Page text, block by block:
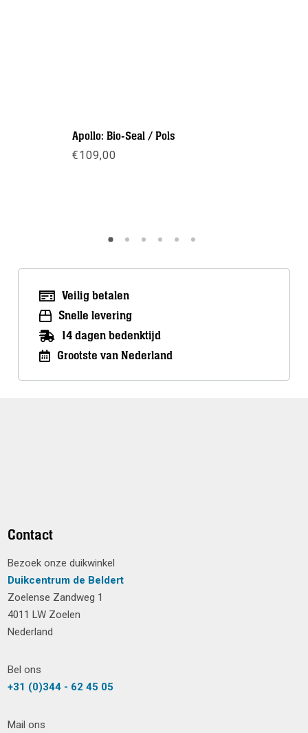
Apollo: Bio-Seal / Pols
€109,00
Veilig betalen
Snelle levering
14 dagen bedenktijd
Grootste van Nederland
Contact
Bezoek onze duikwinkel
Duikcentrum de Beldert
Zoelense Zandweg 1
4011 LW Zoelen
Nederland
Bel ons
+31 (0)344 - 62 45 05
Mail ons